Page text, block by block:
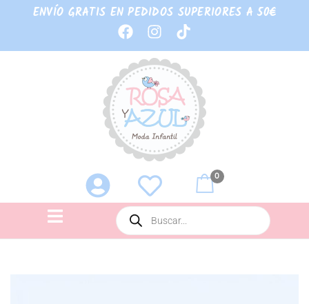
ENVÍO GRATIS EN PEDIDOS SUPERIORES A 50€
0